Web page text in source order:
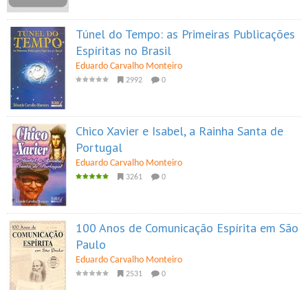
Túnel do Tempo: as Primeiras Publicações
Espíritas no Brasil
Eduardo Carvalho Monteiro
2992 0
Chico Xavier e Isabel, a Rainha Santa de
Portugal
Eduardo Carvalho Monteiro
3261 0
100 Anos de Comunicação Espírita em São
Paulo
Eduardo Carvalho Monteiro
2531 0